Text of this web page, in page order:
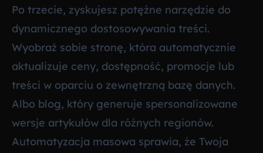
Po trzecie, zyskujesz potężne narzędzie do
dynamicznego dostosowywania treści.
Wyobraź sobie stronę, która automatycznie
aktualizuje ceny, dostępność, promocje lub
treści w oparciu o zewnętrzną bazę danych.
Albo blog, który generuje spersonalizowane
wersje artykułów dla różnych regionów.
Automatyzacja masowa sprawia, że Twoja